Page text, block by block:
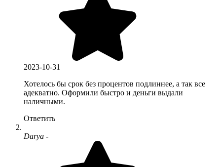
2023-10-31
Хотелось бы срок без процентов подлиннее, а так все
адекватно. Оформили быстро и деньги выдали
наличными.
Ответить
Darya -